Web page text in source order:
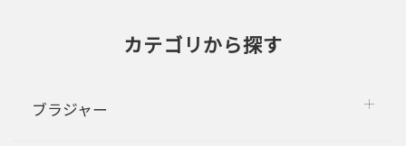
カテゴリから探す
ブラジャー